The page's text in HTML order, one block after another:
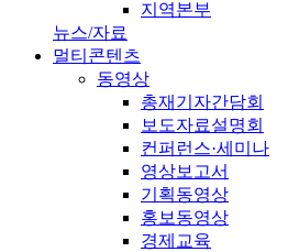
지역본부
뉴스/자료
멀티콘텐츠
동영상
총재기자간담회
보도자료설명회
컨퍼런스·세미나
영상보고서
기획동영상
홍보동영상
경제교육